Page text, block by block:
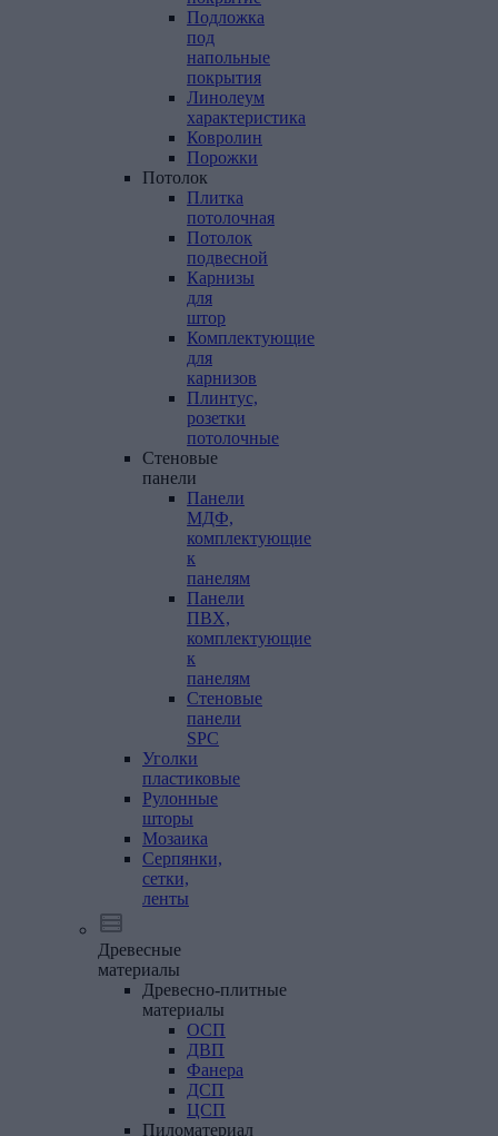
Подложка
под
напольные
покрытия
Линолеум
характеристика
Ковролин
Порожки
Потолок
Плитка
потолочная
Потолок
подвесной
Карнизы
для
штор
Комплектующие
для
карнизов
Плинтус,
розетки
потолочные
Стеновые
панели
Панели
МДФ,
комплектующие
к
панелям
Панели
ПВХ,
комплектующие
к
панелям
Стеновые
панели
SPC
Уголки
пластиковые
Рулонные
шторы
Мозаика
Серпянки,
сетки,
ленты
Древесные
материалы
Древесно-плитные
материалы
ОСП
ДВП
Фанера
ДСП
ЦСП
Пиломатериал